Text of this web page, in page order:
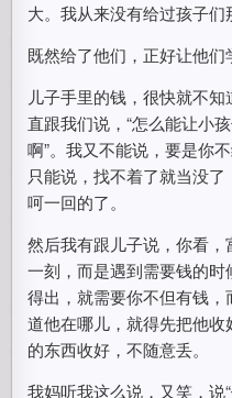
大。我从来没有给过孩子们
既然给了他们，正好让他们
儿子手里的钱，很快就不
直跟我们说，“怎么能让小
啊”。我又不能说，要是你
只能说，找不着了就当没
呵一回的了。
然后我有跟儿子说，你看
一刻，而是遇到需要钱的
得出，就需要你不但有钱
道他在哪儿，就得先把他
的东西收好，不随意丢。
我妈听我这么说，又笑，说